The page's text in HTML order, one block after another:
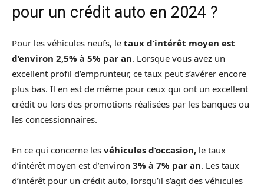
pour un crédit auto en 2024 ?
Pour les véhicules neufs, le taux d’intérêt moyen est
d’environ 2,5% à 5% par an. Lorsque vous avez un
excellent profil d’emprunteur, ce taux peut s’avérer encore
plus bas. Il en est de même pour ceux qui ont un excellent
crédit ou lors des promotions réalisées par les banques ou
les concessionnaires.
En ce qui concerne les véhicules d’occasion, le taux
d’intérêt moyen est d’environ 3% à 7% par an. Les taux
d’intérêt pour un crédit auto, lorsqu’il s’agit des véhicules